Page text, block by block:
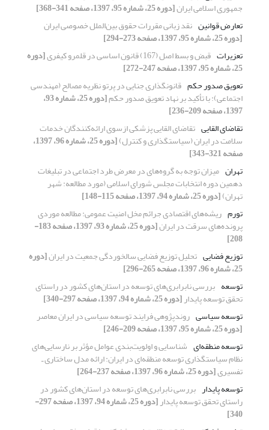
جمهوری اسلامی ایران[دوره 25، شماره 95، 1397، صفحه 341-368]
تعارض قوانین نقد زبانی مقررات حقوق بین‌الملل خصوصی ایران
[دوره 25، شماره 95، 1397، صفحه 273-294]
تعزیرات قبض و بسط اصل (167) قانون اساسی در قلمرو کیفری [دوره
25، شماره 95، 1397، صفحه 247-272]
تعویق صدور حکم قانونگذاری جنایی در پرتو نظریه مصالح (مهندسی
اجتماعی): با تأکید بر نهاد تعویق صدور حکم [دوره 25، شماره 93،
1397، صفحه 209-236]
تقاضای القایی تقاضای القایی پزشکی ازسوی ارائه‌کنندگان خدمات
سلامت در ایران (سیاستگذاری و کنترل) [دوره 25، شماره 96، 1397،
صفحه 321-343]
تهران میزان توجه به گروه‌های در معرض طرد اجتماعی در تبلیغات
دهمین دوره انتخابات مجلس شورای اسلامی (مورد مطالعه: شهر
تهران)[دوره 25، شماره 94، 1397، صفحه 115-148]
تورم ریشه‌های اقتصادی جرائم مخل امنیت عمومی: مطالعه موردی
پرونده‌های سرقت در ایران [دوره 25، شماره 93، 1397، صفحه 183-
208]
توزیع فضایی تحلیل توزیع فضایی سالخوردگی جمعیت در ایران[دوره
25، شماره 96، 1397، صفحه 265-296]
توسعه بررسی نابرابری‌های توسعه در استان‌های کشور در راستای
تحقق توسعه پایدار[دوره 25، شماره 94، 1397، صفحه 297-340]
توسعه سیاسی روندپژوهی فرایند توسعه سیاسی در ایران معاصر
[دوره 25، شماره 95، 1397، صفحه 209-246]
توسعه منطقه‌ای شناسایی و اولویت‌بندی عوامل مؤثر بر نارسایی‌های
نظام سیاستگذاری توسعه منطقه‌ای در ایران: ارائه مدل ساختاری ـ
تفسیری[دوره 25، شماره 96، 1397، صفحه 237-264]
توسعه پایدار بررسی نابرابری‌های توسعه در استان‌های کشور در
راستای تحقق توسعه پایدار [دوره 25، شماره 94، 1397، صفحه 297-
340]